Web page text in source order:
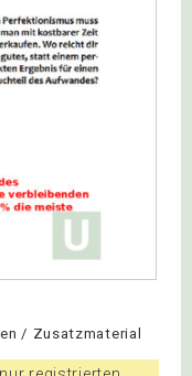
/ Zusatzmaterial